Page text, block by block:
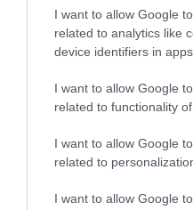
I want to allow Google
related to analytics like
device identifiers in apps.
I want to allow Google
related to functionality
I want to allow Google
related to
I want to allow Google
autoritatea de transport
încheiat un acord
a unei rețele de taxiuri
International,
Jumeirah. În paralel,
ecosistem de taxiuri
Joby, Emiratele Arabe
în jurul anului 2026. De